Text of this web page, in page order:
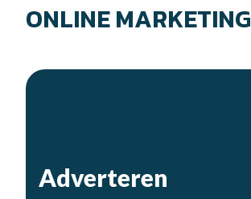
ONLINE MARKETING
Adverteren